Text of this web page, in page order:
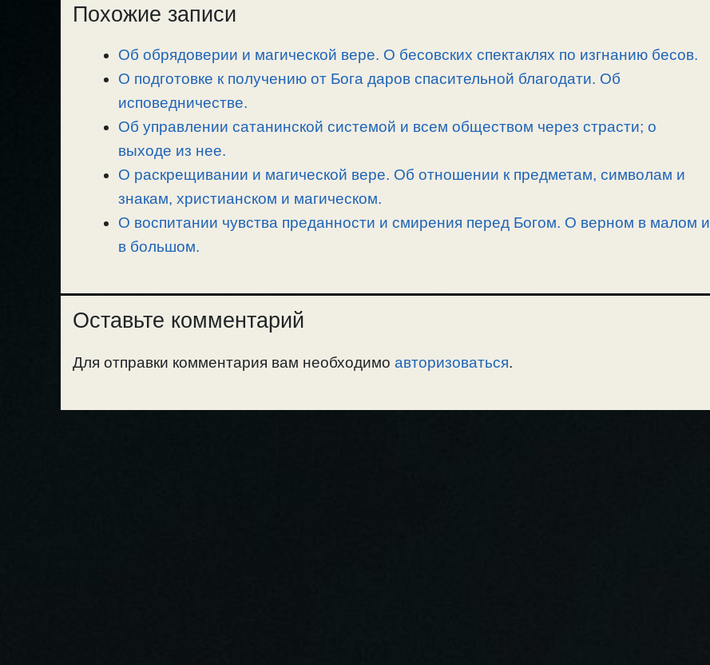
y
e
r
a
m
e
o
o
k
р
в
и
т
Похожие записи
Об обрядоверии и магической вере. О бесовских спектаклях по изгнанию бесов.
О подготовке к получению от Бога даров спасительной благодати. Об
исповедничестве.
Об управлении сатанинской системой и всем обществом через страсти; о
выходе из нее.
О раскрещивании и магической вере. Об отношении к предметам, символам и
знакам, христианском и магическом.
О воспитании чувства преданности и смирения перед Богом. О верном в малом и
в большом.
Оставьте комментарий
Для отправки комментария вам необходимо авторизоваться.